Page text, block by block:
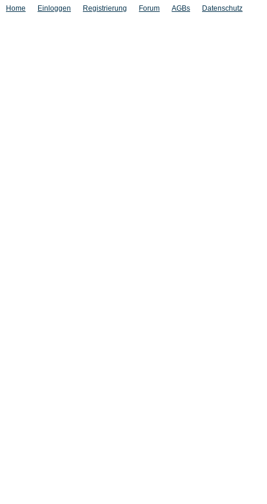
Home
Einloggen Registrierung Forum AGBs Datenschutz